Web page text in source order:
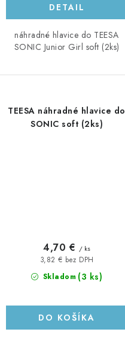
DETAIL
náhradné hlavice do TEESA
SONIC Junior Girl soft (2ks)
TEESA náhradné hlavice do
SONIC soft (2ks)
Skladom (3 ks)
3,82 € bez DPH
4,70 € / ks
DO KOŠÍKA